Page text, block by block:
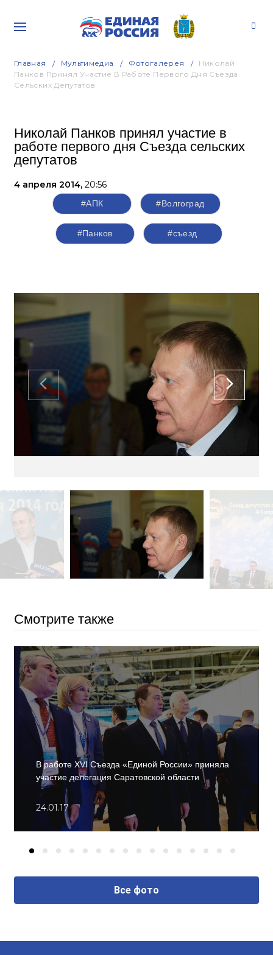
Главная Мультимедиа Фотогалерея
Николай
Панков Принял Участие В Работе Первого Дня Съезда
Сельских Депутатов
Николай Панков принял участие в
работе первого дня Съезда сельских
депутатов
4 апреля 2014, 20:56
#АПК #Волгоград
#Панков #съезд
Смотрите также
В работе ХVI Съезда «Единой России» приняла
участие делегация Саратовской области
24.01.17
Все фото